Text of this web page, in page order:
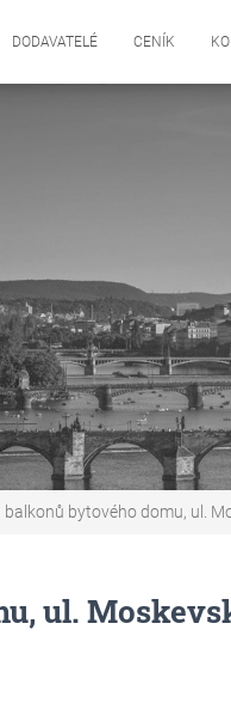
DODAVATELÉ CENÍK
balkonů bytového domu, ul.
ul.